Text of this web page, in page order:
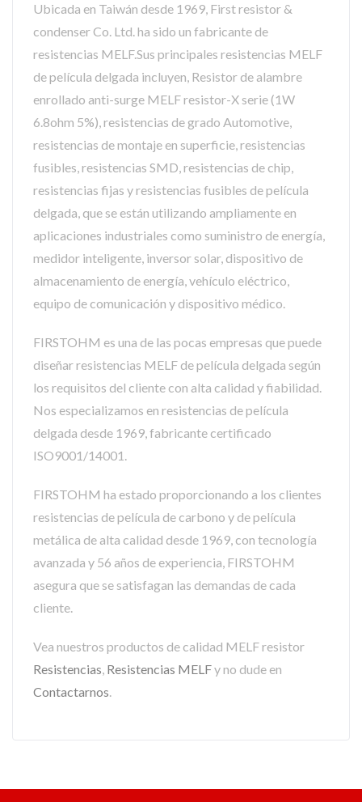
Ubicada en Taiwán desde 1969, First resistor &
condenser Co. Ltd. ha sido un fabricante de
resistencias MELF.Sus principales resistencias MELF
de película delgada incluyen, Resistor de alambre
enrollado anti-surge MELF resistor-X serie (1W
6.8ohm 5%), resistencias de grado Automotive,
resistencias de montaje en superficie, resistencias
fusibles, resistencias SMD, resistencias de chip,
resistencias fijas y resistencias fusibles de película
delgada, que se están utilizando ampliamente en
aplicaciones industriales como suministro de energía,
medidor inteligente, inversor solar, dispositivo de
almacenamiento de energía, vehículo eléctrico,
equipo de comunicación y dispositivo médico.
FIRSTOHM es una de las pocas empresas que puede
diseñar resistencias MELF de película delgada según
los requisitos del cliente con alta calidad y fiabilidad.
Nos especializamos en resistencias de película
delgada desde 1969, fabricante certificado
ISO9001/14001.
FIRSTOHM ha estado proporcionando a los clientes
resistencias de película de carbono y de película
metálica de alta calidad desde 1969, con tecnología
avanzada y 56 años de experiencia, FIRSTOHM
asegura que se satisfagan las demandas de cada
cliente.
Vea nuestros productos de calidad MELF resistor
Resistencias, Resistencias MELFy no dude en
Contactarnos.